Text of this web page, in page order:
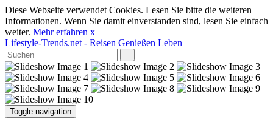
Diese Webseite verwendet Cookies. Lesen Sie bitte die weiteren
Informationen. Wenn Sie damit einverstanden sind, lesen Sie einfach
weiter. Mehr erfahren x
Lifestyle-Trends.net - Reisen Genießen Leben
Toggle navigation